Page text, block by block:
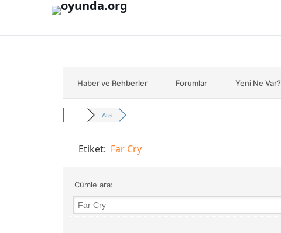
Haber ve Rehberler Forumlar Yeni Ne Var?
Ara
Etiket: Far Cry
Cümle ara: